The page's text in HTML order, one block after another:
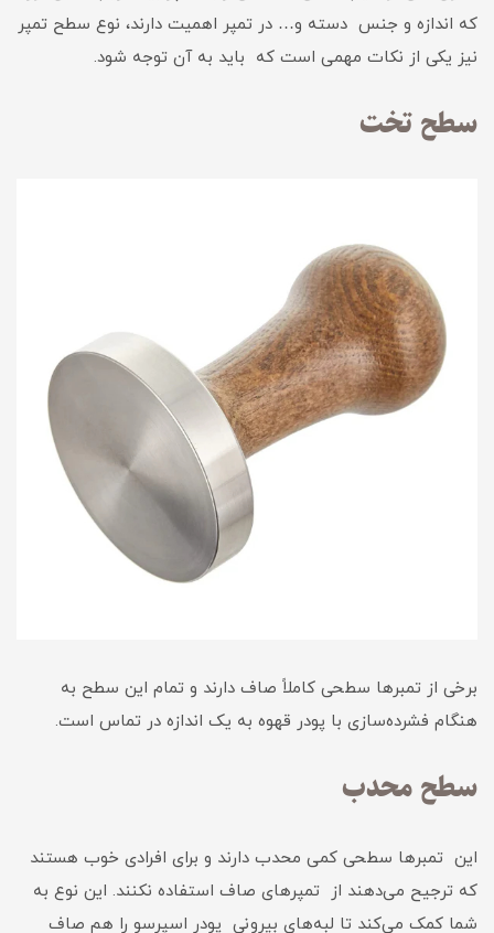
که اندازه و جنس دسته و… در تمپر اهمیت دارند، نوع سطح تمپر
نیز یکی از نکات مهمی است که باید به آن توجه شود.
سطح تخت
برخی از تمبرها سطحی کاملاً صاف دارند و تمام این سطح به
هنگام فشرده‌سازی با پودر قهوه به یک اندازه در تماس است.
سطح محدب
این تمبرها سطحی کمی محدب دارند و برای افرادی خوب هستند
که ترجیح می‌دهند از تمپرهای صاف استفاده نکنند. این نوع به
شما کمک می‌کند تا لبه‌های بیرونی پودر اسپرسو را هم صاف